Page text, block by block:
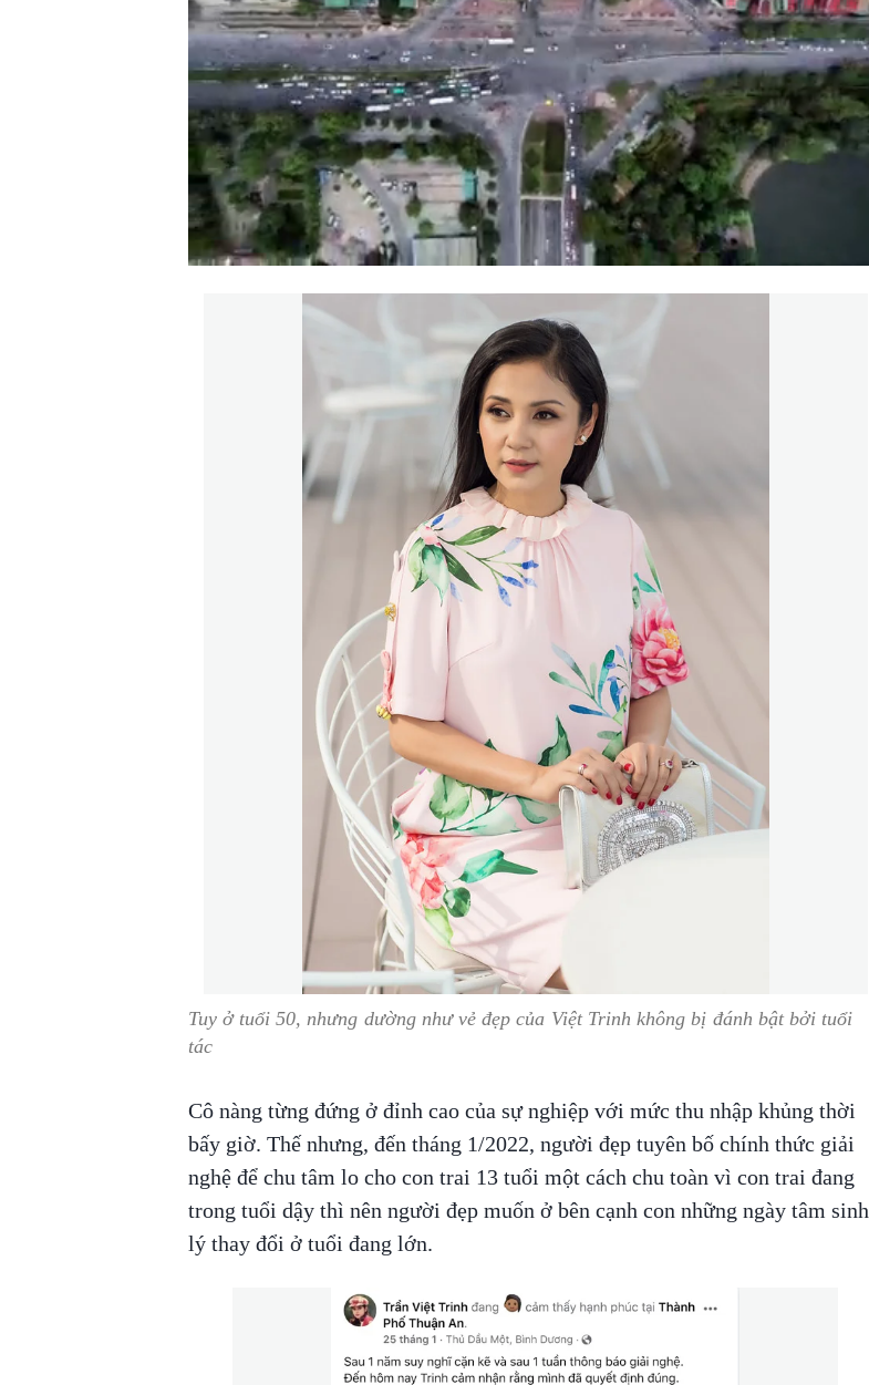
Tuy ở tuổi 50, nhưng dường như vẻ đẹp của Việt Trinh không bị đánh bật bởi tuổi
tác
Cô nàng từng đứng ở đỉnh cao của sự nghiệp với mức thu nhập khủng thời
bấy giờ. Thế nhưng, đến tháng 1/2022, người đẹp tuyên bố chính thức giải
nghệ để chu tâm lo cho con trai 13 tuổi một cách chu toàn vì con trai đang
trong tuổi dậy thì nên người đẹp muốn ở bên cạnh con những ngày tâm sinh
lý thay đổi ở tuổi đang lớn.